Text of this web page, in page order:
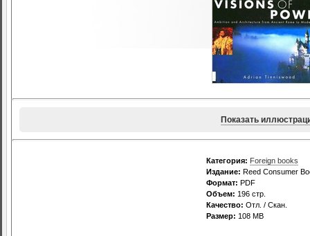
Показать
Категория: Foreign books
Издание: Reed Consumer
Формат: PDF
Объем: 196 стр.
Качество: Отл. / Скан.
Размер: 108 MB